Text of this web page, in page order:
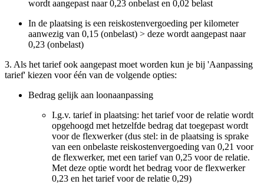
wordt aangepast naar 0,23 onbelast en 0,02 belast
In de plaatsing is een reiskostenvergoeding per kilometer
aanwezig van 0,15 (onbelast) > deze wordt aangepast naar
0,23 (onbelast)
3. Als het tarief ook aangepast moet worden kun je bij 'Aanpassing
tarief' kiezen voor één van de volgende opties:
Bedrag gelijk aan loonaanpassing
I.g.v. tarief in plaatsing: het tarief voor de relatie wordt
opgehoogd met hetzelfde bedrag dat toegepast wordt
voor de flexwerker (dus stel: in de plaatsing is sprake
van een onbelaste reiskostenvergoeding van 0,21 voor
de flexwerker, met een tarief van 0,25 voor de relatie.
Met deze optie wordt het bedrag voor de flexwerker
0,23 en het tarief voor de relatie 0,29)